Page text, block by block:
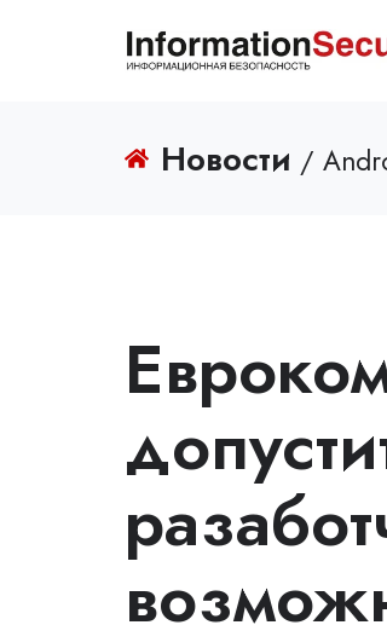
Новости /